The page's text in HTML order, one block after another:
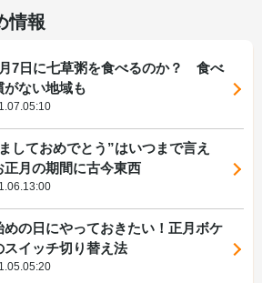
情報
7日に七草粥を食べるのか？ 食べ
がない地域も
しておめでとう”はいつまで言え
正月の期間に古今東西
めの日にやっておきたい！正月ボケ
スイッチ切り替え法